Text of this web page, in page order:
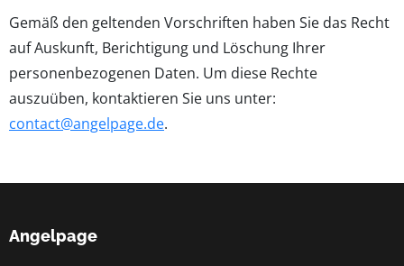
Gemäß den geltenden Vorschriften haben Sie das Recht
auf Auskunft, Berichtigung und Löschung Ihrer
personenbezogenen Daten. Um diese Rechte
auszuüben, kontaktieren Sie uns unter:
contact@angelpage.de.
Angelpage